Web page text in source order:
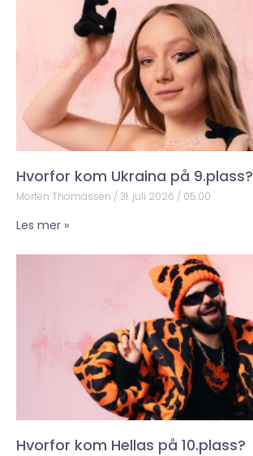
Hvorfor kom Ukraina på 9.plass?
Morten Thomassen 31. juli 2026 05:00
Les mer »
Hvorfor kom Hellas på 10.plass?